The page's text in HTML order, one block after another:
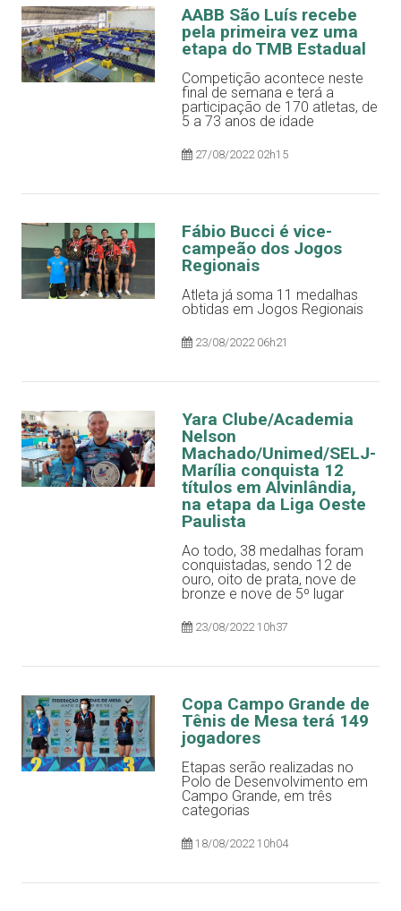
AABB São Luís recebe
pela primeira vez uma
etapa do TMB Estadual
Competição acontece neste
final de semana e terá a
participação de 170 atletas, de
5 a 73 anos de idade
27/08/2022 02h15
Fábio Bucci é vice-
campeão dos Jogos
Regionais
Atleta já soma 11 medalhas
obtidas em Jogos Regionais
23/08/2022 06h21
Yara Clube/Academia
Nelson
Machado/Unimed/SELJ-
Marília conquista 12
títulos em Alvinlândia,
na etapa da Liga Oeste
Paulista
Ao todo, 38 medalhas foram
conquistadas, sendo 12 de
ouro, oito de prata, nove de
bronze e nove de 5º lugar
23/08/2022 10h37
Copa Campo Grande de
Tênis de Mesa terá 149
jogadores
Etapas serão realizadas no
Polo de Desenvolvimento em
Campo Grande, em três
categorias
18/08/2022 10h04